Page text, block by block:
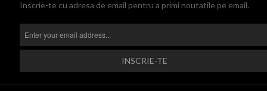
Inscrie-te cu adresa de email pentru a primi noutatile pe email.